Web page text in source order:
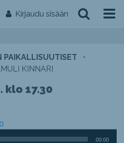
Kirjaudu sisään
PAIKALLISUUTISET
•
KINNARI
klo 17.30
00:00